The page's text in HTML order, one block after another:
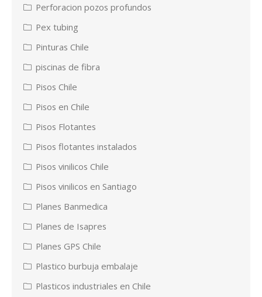
Perforacion pozos profundos
Pex tubing
Pinturas Chile
piscinas de fibra
Pisos Chile
Pisos en Chile
Pisos Flotantes
Pisos flotantes instalados
Pisos vinilicos Chile
Pisos vinilicos en Santiago
Planes Banmedica
Planes de Isapres
Planes GPS Chile
Plastico burbuja embalaje
Plasticos industriales en Chile